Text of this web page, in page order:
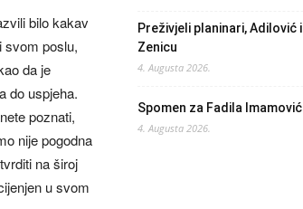
bilo kakav
svom poslu,
da je
do uspjeha.
poznati,
nije pogodna
na široj
u svom
Preživjeli planinari, Adilović
Zenicu
4. Augusta 2026.
Spomen za Fadila
4. Augusta 2026.